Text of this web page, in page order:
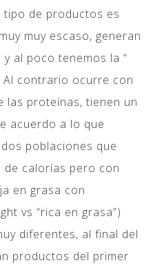
de productos es
muy escaso, generan
al poco tenemos la “
Al contrario ocurre con
las proteínas, tienen un
acuerdo a lo que
poblaciones que
de calorías pero con
en grasa con
vs “rica en grasa”)
diferentes, al final del
productos del primer